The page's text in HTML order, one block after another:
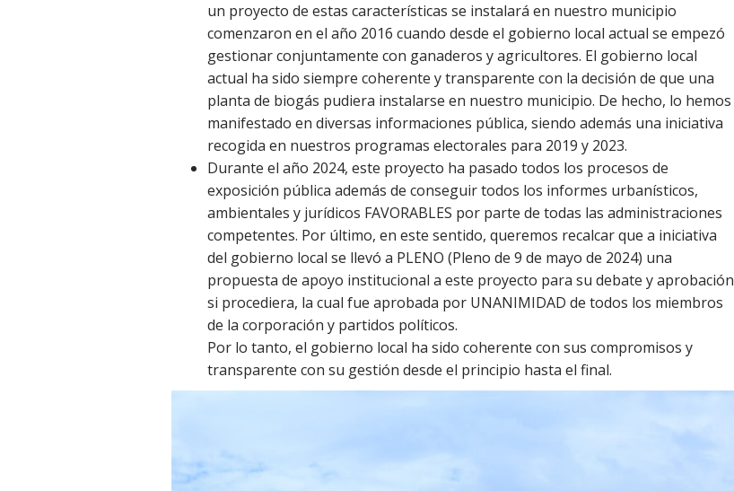
un proyecto de estas características se instalará en nuestro municipio
comenzaron en el año 2016 cuando desde el gobierno local actual se empezó
gestionar conjuntamente con ganaderos y agricultores. El gobierno local
actual ha sido siempre coherente y transparente con la decisión de que una
planta de biogás pudiera instalarse en nuestro municipio. De hecho, lo hemos
manifestado en diversas informaciones pública, siendo además una iniciativa
recogida en nuestros programas electorales para 2019 y 2023.
Durante el año 2024, este proyecto ha pasado todos los procesos de
exposición pública además de conseguir todos los informes urbanísticos,
ambientales y jurídicos FAVORABLES por parte de todas las administraciones
competentes. Por último, en este sentido, queremos recalcar que a iniciativa
del gobierno local se llevó a PLENO (Pleno de 9 de mayo de 2024) una
propuesta de apoyo institucional a este proyecto para su debate y aprobación
si procediera, la cual fue aprobada por UNANIMIDAD de todos los miembros
de la corporación y partidos políticos.
Por lo tanto, el gobierno local ha sido coherente con sus compromisos y
transparente con su gestión desde el principio hasta el final.